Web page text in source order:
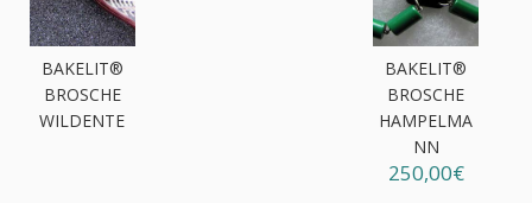
BAKELIT®
BROSCHE
WILDENTE
BAKELIT®
BROSCHE
HAMPELMA
NN
250,00€